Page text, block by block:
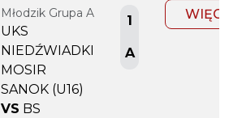
Młodzik Grupa A
UKS
NIEDŹWIADKI
MOSIR
SANOK (U16)
VS BS
1
A